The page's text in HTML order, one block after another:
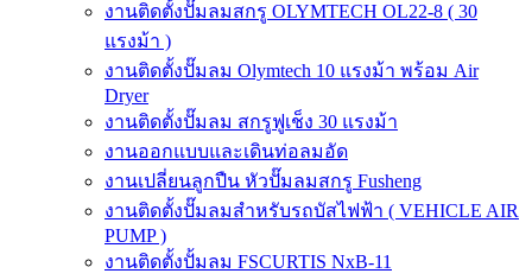
งานติดตั้งปั๊มลมสกรู OLYMTECH OL22-8 ( 30
แรงม้า )
งานติดตั้งปั๊มลม Olymtech 10 แรงม้า พร้อม Air
Dryer
งานติดตั้งปั๊มลม สกรูฟูเช็ง 30 แรงม้า
งานออกแบบและเดินท่อลมอัด
งานเปลี่ยนลูกปืน หัวปั๊มลมสกรู Fusheng
งานติดตั้งปั๊มลมสำหรับรถบัสไฟฟ้า ( VEHICLE AIR
PUMP )
งานติดตั้งปั้มลม FSCURTIS NxB-11